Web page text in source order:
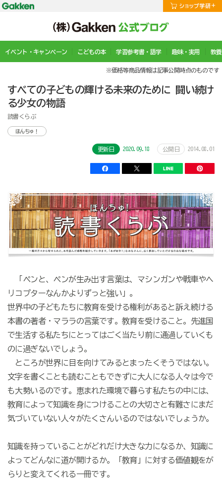
イベント・キャンペーン こどもの本 学習参考書・語学 趣味・実用 教
※価格等商品情報は記事公開時点のものです
すべての子どもの輝ける未来のために 闘い続け
る少女の物語
読書くらぶ
ほんちゅ！
更新日 2020.09.18 公開日 2014.08.01
「ペンと、ペンが生み出す言葉は、マシンガンや戦車やヘ
リコプターなんかよりずっと強い」。
世界中の子どもたちに教育を受ける権利があると訴え続ける
本書の著者・マララの言葉です。教育を受けること。先進国
で生活する私たちにとってはごく当たり前に通過していくも
のに過ぎないでしょう。
ところが世界に目を向けてみるとまったくそうではない。
文字を書くことも読むこともできずに大人になる人々は今で
も大勢いるのです。恵まれた環境で暮らす私たちの中には、
教育によって知識を身につけることの大切さと有難さにまだ
気づいていない人々がたくさんいるのではないでしょうか。
知識を持っていることがどれだけ大きな力になるか、知識に
よってどんなに道が開けるか。「教育」に対する価値観をが
らりと変えてくれる一冊です。